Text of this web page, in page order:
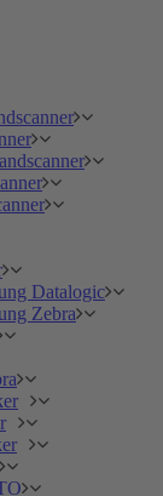
Datalogic
Zebra